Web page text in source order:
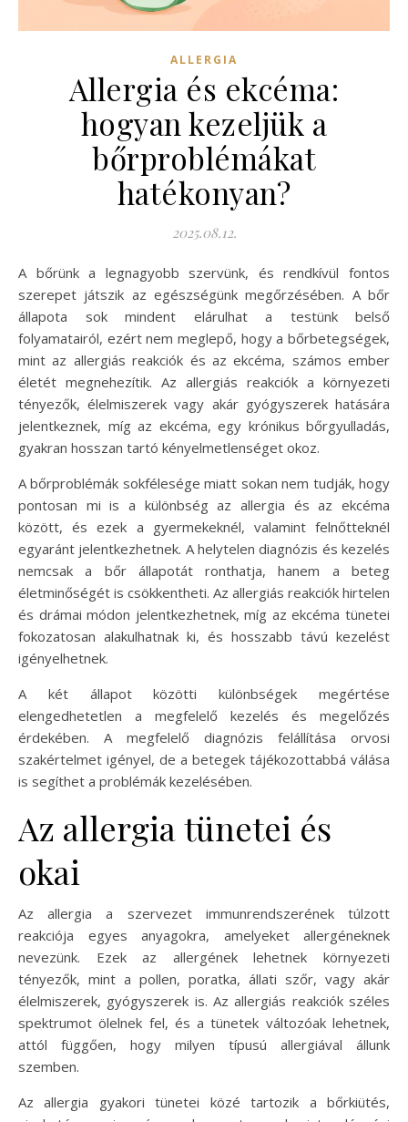
ALLERGIA
Allergia és ekcéma:
hogyan kezeljük a
bőrproblémákat
hatékonyan?
2025.08.12.
A bőrünk a legnagyobb szervünk, és rendkívül fontos
szerepet játszik az egészségünk megőrzésében. A bőr
állapota sok mindent elárulhat a testünk belső
folyamatairól, ezért nem meglepő, hogy a bőrbetegségek,
mint az allergiás reakciók és az ekcéma, számos ember
életét megnehezítik. Az allergiás reakciók a környezeti
tényezők, élelmiszerek vagy akár gyógyszerek hatására
jelentkeznek, míg az ekcéma, egy krónikus bőrgyulladás,
gyakran hosszan tartó kényelmetlenséget okoz.
A bőrproblémák sokfélesége miatt sokan nem tudják, hogy
pontosan mi is a különbség az allergia és az ekcéma
között, és ezek a gyermekeknél, valamint felnőtteknél
egyaránt jelentkezhetnek. A helytelen diagnózis és kezelés
nemcsak a bőr állapotát ronthatja, hanem a beteg
életminőségét is csökkentheti. Az allergiás reakciók hirtelen
és drámai módon jelentkezhetnek, míg az ekcéma tünetei
fokozatosan alakulhatnak ki, és hosszabb távú kezelést
igényelhetnek.
A két állapot közötti különbségek megértése
elengedhetetlen a megfelelő kezelés és megelőzés
érdekében. A megfelelő diagnózis felállítása orvosi
szakértelmet igényel, de a betegek tájékozottabbá válása
is segíthet a problémák kezelésében.
Az allergia tünetei és
okai
Az allergia a szervezet immunrendszerének túlzott
reakciója egyes anyagokra, amelyeket allergéneknek
nevezünk. Ezek az allergének lehetnek környezeti
tényezők, mint a pollen, poratka, állati szőr, vagy akár
élelmiszerek, gyógyszerek is. Az allergiás reakciók széles
spektrumot ölelnek fel, és a tünetek változóak lehetnek,
attól függően, hogy milyen típusú allergiával állunk
szemben.
Az allergia gyakori tünetei közé tartozik a bőrkiütés,